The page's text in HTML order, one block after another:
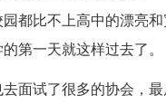
都比不上高中的漂亮
第一天就这样过去了。
试了很多的协会，最